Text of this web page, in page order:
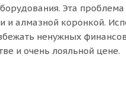
Эта
и алмазной коронкой.
ненужных
и очень лояльной цене.